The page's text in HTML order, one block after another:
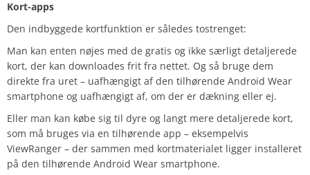
Kort-apps
Den indbyggede kortfunktion er således tostrenget:
Man kan enten nøjes med de gratis og ikke særligt detaljerede
kort, der kan downloades frit fra nettet. Og så bruge dem
direkte fra uret – uafhængigt af den tilhørende Android Wear
smartphone og uafhængigt af, om der er dækning eller ej.
Eller man kan købe sig til dyre og langt mere detaljerede kort,
som må bruges via en tilhørende app – eksempelvis
ViewRanger – der sammen med kortmaterialet ligger installeret
på den tilhørende Android Wear smartphone.